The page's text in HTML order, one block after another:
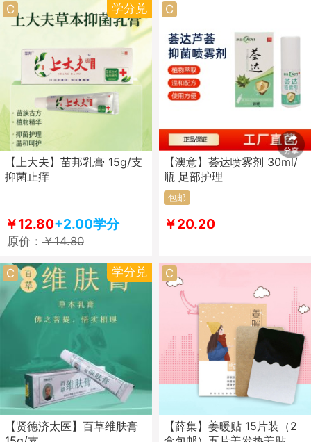
C 学分兑
【上大夫】苗邦乳膏 15g/支
抑菌止痒
￥12.80+2.00学分
原价：￥14.80
C
【澳意】荟达喷雾剂 30ml/
瓶 足部护理
包邮
￥20.20
C 学分兑
【贤德济太医】百草维肤膏
C
【薛集】姜暖贴 15片装（2